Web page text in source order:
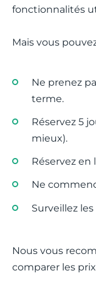
fonctionnalités
Mais vous
Ne prenez
terme.
Réservez 5
mieux).
Réservez en
Ne
Surveillez
Nous vous
comparer les